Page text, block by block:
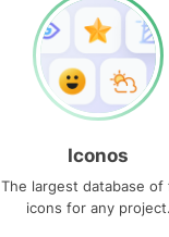
Iconos
The largest database of
icons for any project.